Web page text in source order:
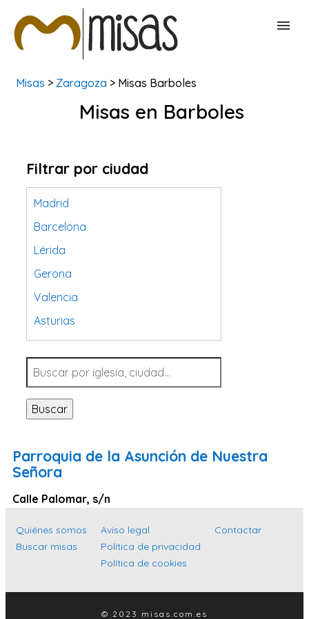
BUSCAR MISAS
Misas > Zaragoza > Misas Barboles
Misas en Barboles
Filtrar por ciudad
Madrid
Barcelona
Lérida
Gerona
Valencia
Asturias
Tarragona
Navarra
Valladolid
Sevilla
Santa Cruz de Tenerife
Islas Baleares
Las Palmas
Buscar
Parroquia de la Asunción de Nuestra
Señora
Calle Palomar, s/n
Quiénes somos
Buscar misas
Aviso legal
Política de privacidad
Política de cookies
Contactar
© 2023 misas.com.es